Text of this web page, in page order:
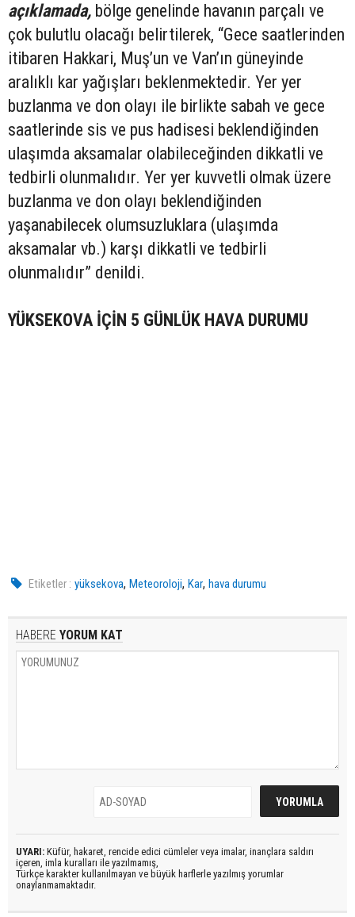
açıklamada, bölge genelinde havanın parçalı ve
çok bulutlu olacağı belirtilerek, “Gece saatlerinden
itibaren Hakkari, Muş’un ve Van’ın güneyinde
aralıklı kar yağışları beklenmektedir. Yer yer
buzlanma ve don olayı ile birlikte sabah ve gece
saatlerinde sis ve pus hadisesi beklendiğinden
ulaşımda aksamalar olabileceğinden dikkatli ve
tedbirli olunmalıdır. Yer yer kuvvetli olmak üzere
buzlanma ve don olayı beklendiğinden
yaşanabilecek olumsuzluklara (ulaşımda
aksamalar vb.) karşı dikkatli ve tedbirli
olunmalıdır” denildi.
YÜKSEKOVA İÇİN 5 GÜNLÜK HAVA DURUMU
Etiketler : yüksekova,Meteoroloji,Kar,hava durumu
HABERE YORUM KAT
UYARI: Küfür, hakaret, rencide edici cümleler veya imalar, inançlara saldırı
içeren, imla kuralları ile yazılmamış,
Türkçe karakter kullanılmayan ve büyük harflerle yazılmış yorumlar
onaylanmamaktadır.